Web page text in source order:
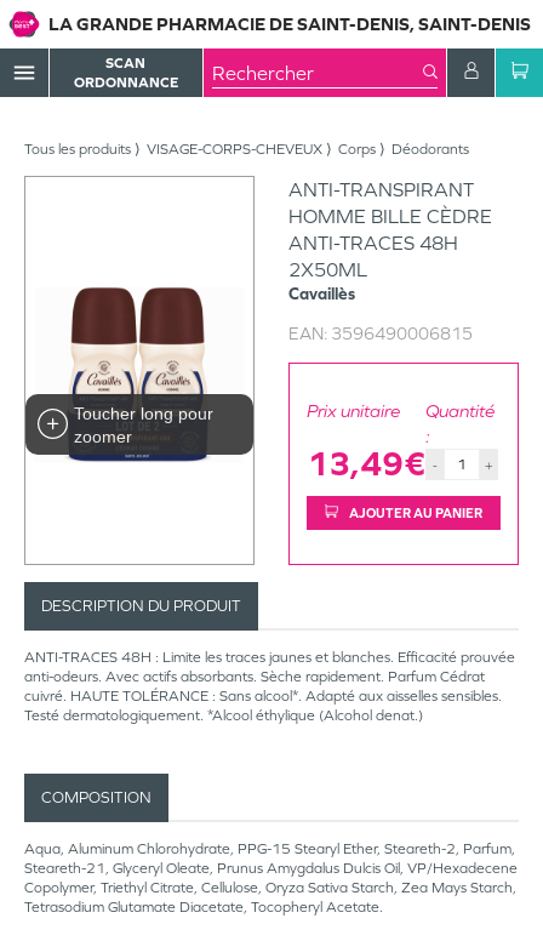
LA GRANDE PHARMACIE DE SAINT-DENIS, SAINT-DENIS
menu
SCAN
ORDONNANCE
Tous les produits VISAGE-CORPS-CHEVEUX Corps Déodorants
Toucher long pour
zoomer
ANTI-TRANSPIRANT
HOMME BILLE CÈDRE
ANTI-TRACES 48H
2X50ML
Cavaillès
EAN: 3596490006815
Prix unitaire
13,49€
Quantité
:
- +
AJOUTER AU PANIER
DESCRIPTION DU PRODUIT
ANTI-TRACES 48H : Limite les traces jaunes et blanches. Efficacité prouvée
anti-odeurs. Avec actifs absorbants. Sèche rapidement. Parfum Cédrat
cuivré. HAUTE TOLÉRANCE : Sans alcool*. Adapté aux aisselles sensibles.
Testé dermatologiquement. *Alcool éthylique (Alcohol denat.)
COMPOSITION
Aqua, Aluminum Chlorohydrate, PPG-15 Stearyl Ether, Steareth-2, Parfum,
Steareth-21, Glyceryl Oleate, Prunus Amygdalus Dulcis Oil, VP/Hexadecene
Copolymer, Triethyl Citrate, Cellulose, Oryza Sativa Starch, Zea Mays Starch,
Tetrasodium Glutamate Diacetate, Tocopheryl Acetate.